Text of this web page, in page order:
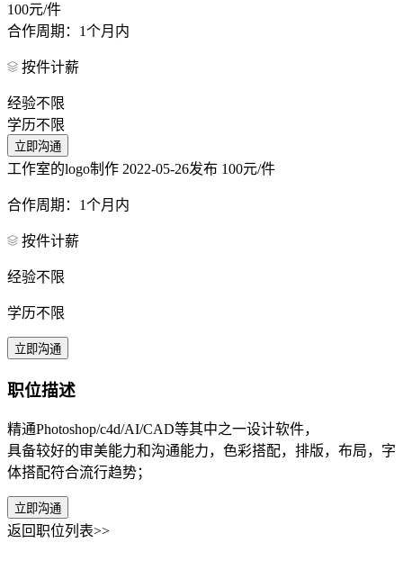
100元/件
合作周期：1个月内
按件计薪
经验不限
学历不限
立即沟通
工作室的logo制作 2022-05-26发布 100元/件
合作周期：1个月内
按件计薪
经验不限
学历不限
立即沟通
职位描述
精通Photoshop/c4d/AI/CAD等其中之一设计软件，
具备较好的审美能力和沟通能力，色彩搭配，排版，布局，字
体搭配符合流行趋势；
立即沟通
返回职位列表>>